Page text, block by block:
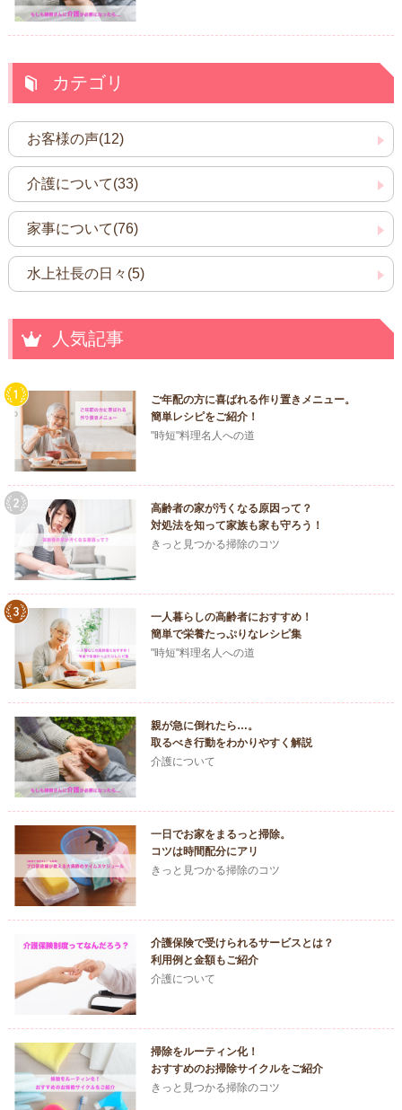
カテゴリ
お客様の声(12)
介護について(33)
家事について(76)
水上社長の日々(5)
人気記事
ご年配の方に喜ばれる作り置きメニュー。
簡単レシピをご紹介！
"時短"料理名人への道
高齢者の家が汚くなる原因って？
対処法を知って家族も家も守ろう！
きっと見つかる掃除のコツ
一人暮らしの高齢者におすすめ！
簡単で栄養たっぷりなレシピ集
"時短"料理名人への道
親が急に倒れたら…。
取るべき行動をわかりやすく解説
介護について
一日でお家をまるっと掃除。
コツは時間配分にアリ
きっと見つかる掃除のコツ
介護保険で受けられるサービスとは？
利用例と金額もご紹介
介護について
掃除をルーティン化！
おすすめのお掃除サイクルをご紹介
きっと見つかる掃除のコツ